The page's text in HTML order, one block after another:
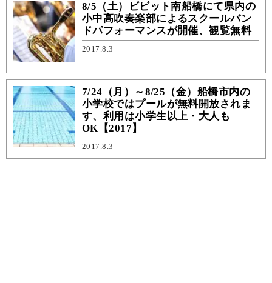
8/5（土）ビビット南船橋にて県内の
小中高吹奏楽部によるスクールバン
ドパフォーマンスが開催、観覧無料
2017.8.3
7/24（月）～8/25（金）船橋市内の
小学校ではプールが無料開放されま
す、利用は小学生以上・大人も
OK【2017】
2017.8.3